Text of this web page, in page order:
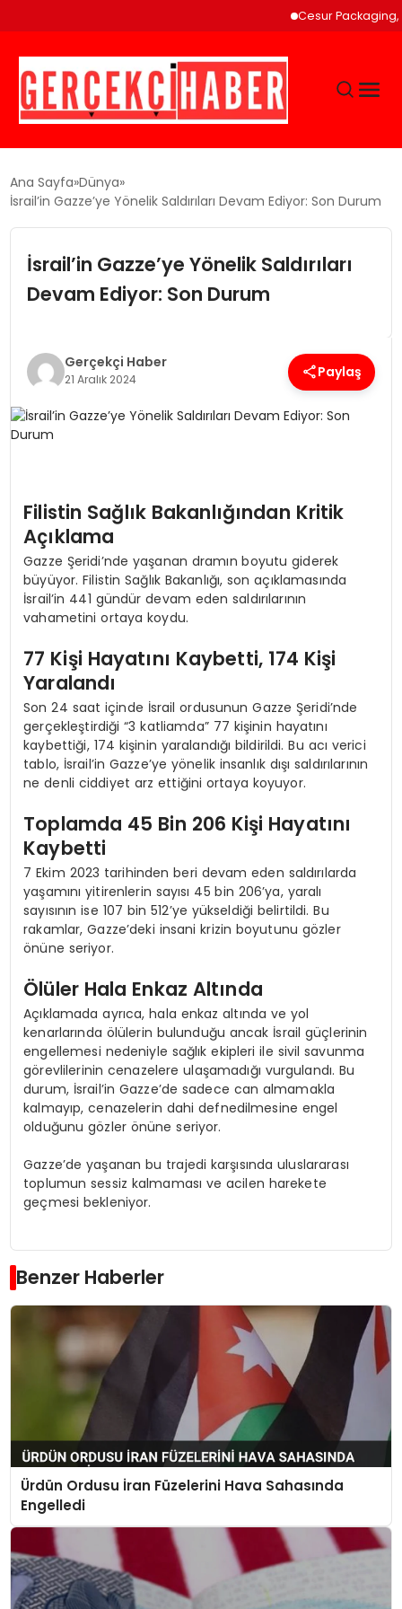
Cesur Packaging,
GÜNCEL
EĞITIM
SAĞLIK
SPOR
YAŞAM
Ana Sayfa Dünya
İsrail’in Gazze’ye Yönelik Saldırıları Devam Ediyor: Son Durum
İsrail’in Gazze’ye Yönelik Saldırıları
Devam Ediyor: Son Durum
Gerçekçi Haber
21 Aralık 2024 Paylaş
Filistin Sağlık Bakanlığından Kritik
Açıklama
Gazze Şeridi’nde yaşanan dramın boyutu giderek
büyüyor. Filistin Sağlık Bakanlığı, son açıklamasında
İsrail’in 441 gündür devam eden saldırılarının
vahametini ortaya koydu.
77 Kişi Hayatını Kaybetti, 174 Kişi
Yaralandı
Son 24 saat içinde İsrail ordusunun Gazze Şeridi’nde
gerçekleştirdiği “3 katliamda” 77 kişinin hayatını
kaybettiği, 174 kişinin yaralandığı bildirildi. Bu acı verici
tablo, İsrail’in Gazze’ye yönelik insanlık dışı saldırılarının
ne denli ciddiyet arz ettiğini ortaya koyuyor.
Toplamda 45 Bin 206 Kişi Hayatını
Kaybetti
7 Ekim 2023 tarihinden beri devam eden saldırılarda
yaşamını yitirenlerin sayısı 45 bin 206’ya, yaralı
sayısının ise 107 bin 512’ye yükseldiği belirtildi. Bu
rakamlar, Gazze’deki insani krizin boyutunu gözler
önüne seriyor.
Ölüler Hala Enkaz Altında
Açıklamada ayrıca, hala enkaz altında ve yol
kenarlarında ölülerin bulunduğu ancak İsrail güçlerinin
engellemesi nedeniyle sağlık ekipleri ile sivil savunma
görevlilerinin cenazelere ulaşamadığı vurgulandı. Bu
durum, İsrail’in Gazze’de sadece can almamakla
kalmayıp, cenazelerin dahi defnedilmesine engel
olduğunu gözler önüne seriyor.
Gazze’de yaşanan bu trajedi karşısında uluslararası
toplumun sessiz kalmaması ve acilen harekete
geçmesi bekleniyor.
Benzer Haberler
Ürdün Ordusu İran Füzelerini Hava Sahasında
Engelledi